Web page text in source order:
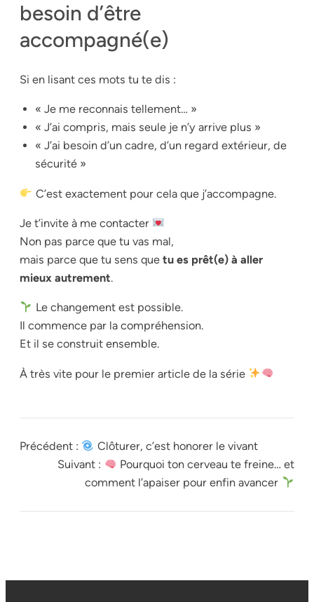
besoin d’être
accompagné(e)
Si en lisant ces mots tu te dis :
« Je me reconnais tellement… »
« J’ai compris, mais seule je n’y arrive plus »
« J’ai besoin d’un cadre, d’un regard extérieur, de
sécurité »
C’est exactement pour cela que j’accompagne.
Je t’invite à me contacter
Non pas parce que tu vas mal,
mais parce que tu sens que tu es prêt(e) à aller
mieux autrement.
Le changement est possible.
Il commence par la compréhension.
Et il se construit ensemble.
À très vite pour le premier article de la série
Précédent :
Clôturer, c’est honorer le vivant
Suivant :
Pourquoi ton cerveau te freine… et
comment l’apaiser pour enfin avancer